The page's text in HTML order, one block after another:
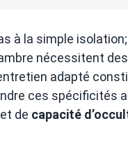
à la simple
nécessitent
adapté
ces spécificités
et de capacité